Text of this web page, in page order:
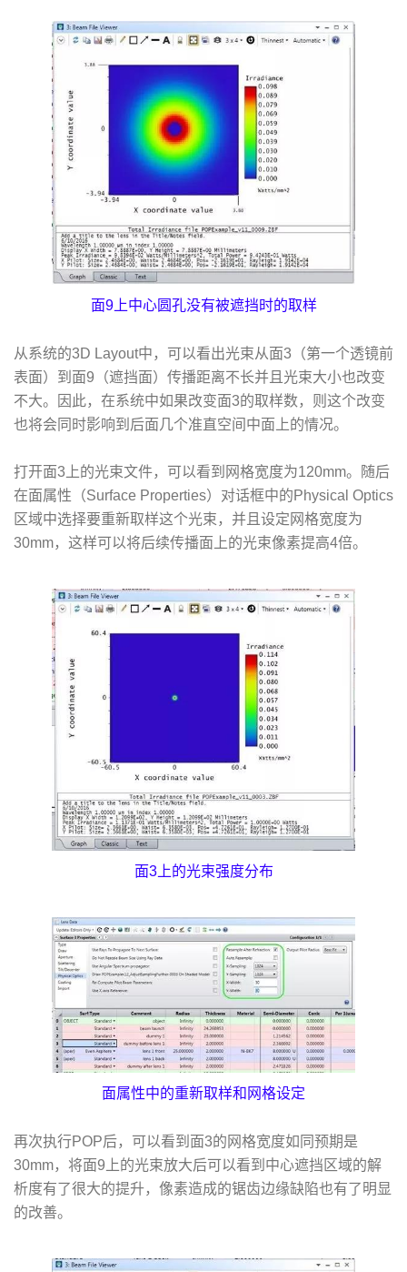
面9上中心圆孔没有被遮挡时的取样
从系统的3D Layout中，可以看出光束从面3（第一个透镜前
表面）到面9（遮挡面）传播距离不长并且光束大小也改变
不大。因此，在系统中如果改变面3的取样数，则这个改变
也将会同时影响到后面几个准直空间中面上的情况。
打开面3上的光束文件，可以看到网格宽度为120mm。随后
在面属性（Surface Properties）对话框中的Physical Optics
区域中选择要重新取样这个光束，并且设定网格宽度为
30mm，这样可以将后续传播面上的光束像素提高4倍。
面3上的光束强度分布
面属性中的重新取样和网格设定
再次执行POP后，可以看到面3的网格宽度如同预期是
30mm，将面9上的光束放大后可以看到中心遮挡区域的解
析度有了很大的提升，像素造成的锯齿边缘缺陷也有了明显
的改善。